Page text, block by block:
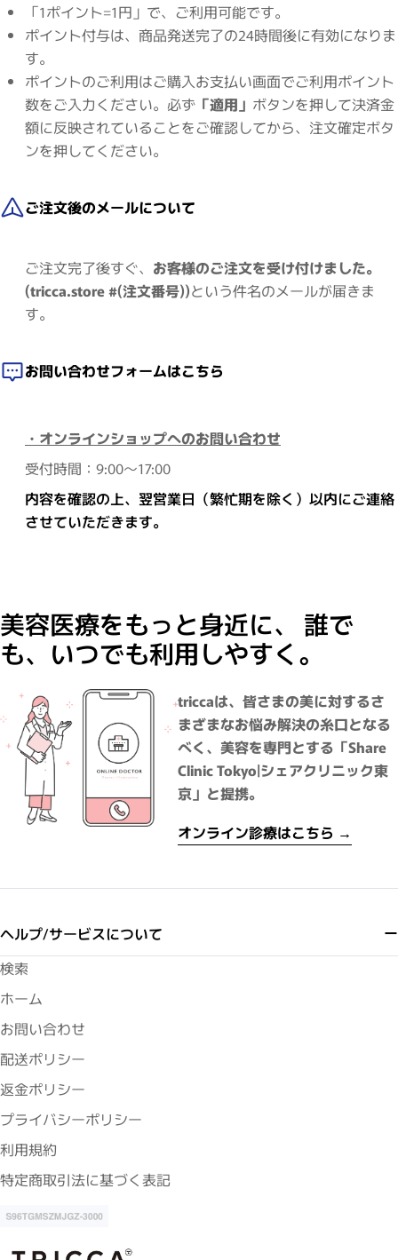
「1ポイント=1円」で、ご利用可能です。
ポイント付与は、商品発送完了の24時間後に有効になりま
す。
ポイントのご利用はご購入お支払い画面でご利用ポイント
数をご入力ください。必ず 「適用」 ボタンを押して決済金
額に反映されていることをご確認してから、注文確定ボタ
ンを押してください。
ご注文後のメールについて
ご注文完了後すぐ、 お客様のご注文を受け付けました。
(tricca.store #(注文番号))という件名のメールが届きま
す。
お問い合わせフォームはこちら
・オンラインショップへのお問い合わせ
受付時間：9:00～17:00
内容を確認の上、翌営業日（繁忙期を除く）以内にご連絡
させていただきます。
美容医療をもっと身近に、 誰で
も、いつでも利用しやすく。
triccaは、皆さまの美に対するさ
まざまなお悩み解決の糸口となる
べく、美容を専門とする「Share
Clinic Tokyo|シェアクリニック東
京」と提携。
オンライン診療はこちら →
ヘルプ/サービスについて
検索
ホーム
お問い合わせ
配送ポリシー
返金ポリシー
プライバシーポリシー
利用規約
特定商取引法に基づく表記